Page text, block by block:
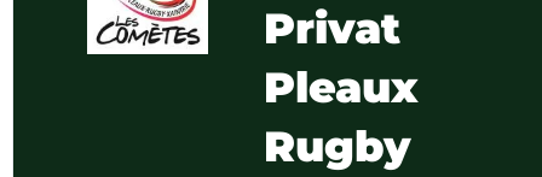
Privat
Pleaux
Rugby